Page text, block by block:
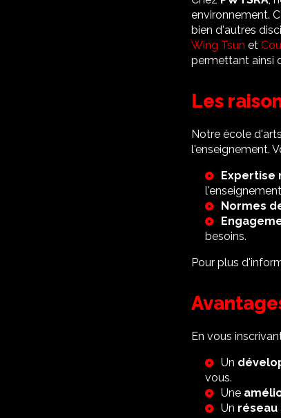
environnement.
bien d'autres
Wing Tsun et
permettant ainsi
Les
Notre école
l'enseignement.
Expertise
Normes
besoins.
Pour plus
En vous
Un
vous.
Une
Un réseau